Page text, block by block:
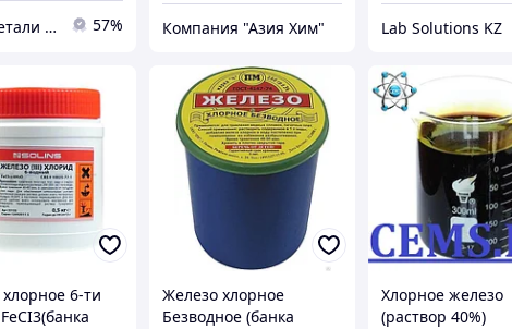
Радиодетали и робототехника в Казахстане "RadioMart" 57% Компания "Азия Хим" Lab Solutions KZ
6-ти
Железо хлорное
Безводное (банка
Хлорное железо
(раствор 40%)